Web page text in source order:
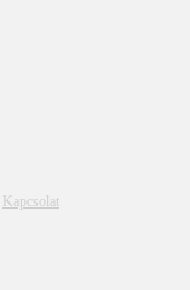
Kapcsolat